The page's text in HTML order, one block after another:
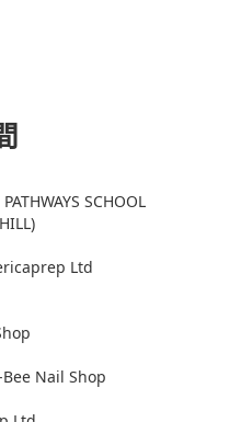
SCHOOL
Ltd
Nail Shop